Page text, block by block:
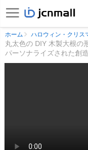
ホーム ハロウィン・クリス
丸太色の DIY 木製大根の
パーソナライズされた創